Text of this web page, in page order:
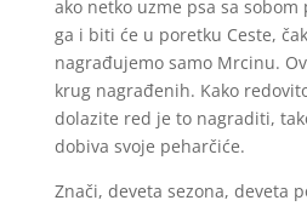
ako netko uzme psa sa
ga i biti će u poretku Ceste,
nagrađujemo samo Mrcinu.
krug nagrađenih. Kako
dolazite red je to nagraditi,
dobiva svoje peharčiće.
Znači, deveta sezona, deveta